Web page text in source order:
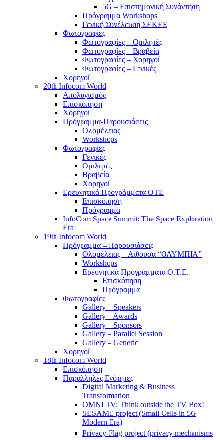
5G – Επιστημονική Συνάντηση
Πρόγραμμα Workshops
Γενική Συνέλευση ΣΕΚΕΕ
Φωτογραφίες
Φωτογραφίες – Ομιλητές
Φωτογραφίες – Βραβεία
Φωτογραφίες – Χορηγοί
Φωτογραφίες – Γενικές
Χορηγοί
20th Infocom World
Απολογισμός
Επισκόπηση
Χορηγοί
Πρόγραμμα-Παρουσιάσεις
Ολομέλειας
Workshops
Φωτογραφίες
Γενικές
Ομιλητές
Βραβεία
Χορηγοί
Ερευνητικά Προγράμματα ΟΤΕ
Επισκόπηση
Πρόγραμμα
InfoCom Space Summit: The Space Exploration
Era
19th Infocom World
Πρόγραμμα – Παρουσιάσεις
Ολομέλειας – Αίθουσα “ΟΛΥΜΠΙΑ”
Workshops
Ερευνητικά Προγράμματα Ο.Τ.Ε.
Επισκόπηση
Πρόγραμμα
Φωτογραφίες
Gallery – Speakers
Gallery – Awards
Gallery – Sponsors
Gallery – Parallel Session
Gallery – Generic
Χορηγοί
18th Infocom World
Επισκόπηση
Παράλληλες Ενότητες
Digital Marketing & Business
Transformation
OMNI TV: Think outside the TV Box!
SESAME project (Small Cells in 5G
Modern Era)
Privacy-Flag project (privacy mechanisms